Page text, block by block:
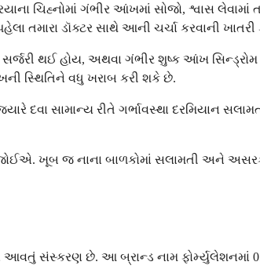
ચિહ્નોમાં ગંભીર આંખમાં સોજો, શ્વાસ લેવામાં
ડૉક્ટર સાથે આની ચર્ચા કરવાની ખાતરી
થઈ હોય, અથવા ગંભીર શુષ્ક આંખ સિન્ડ્રોમ
સ્થિતિને વધુ ખરાબ કરી શકે છે.
સામાન્ય રીતે ગર્ભાવસ્થા દરમિયાન
ખૂબ જ નાના બાળકોમાં સલામતી અને
આવતું સંસ્કરણ છે. આ બ્રાન્ડ નામ ફોર્મ્યુલેશનમાં